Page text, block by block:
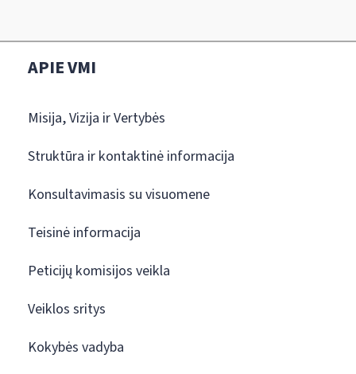
APIE VMI
Misija, Vizija ir Vertybės
Struktūra ir kontaktinė informacija
Konsultavimasis su visuomene
Teisinė informacija
Peticijų komisijos veikla
Veiklos sritys
Kokybės vadyba